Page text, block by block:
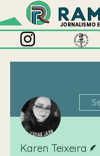
JORNALISMO
Karen Teixeira